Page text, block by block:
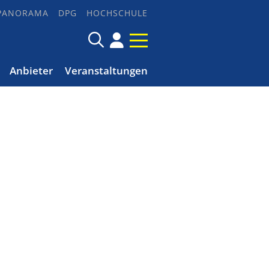
DPG HOCHSCHULE
Anbieter Veranstaltungen